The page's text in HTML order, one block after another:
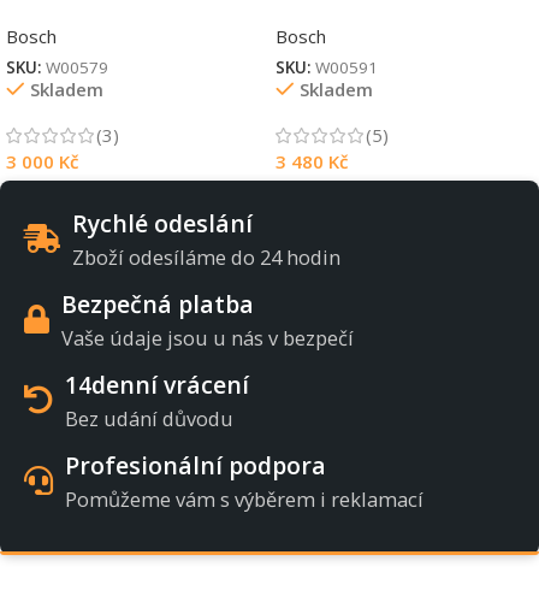
Bosch
SKU: W00579
Skladem
(3)
3 000 Kč
Bosch
SKU: W00591
Skladem
(5)
3 480 Kč
Rychlé odeslání
Zboží odesíláme do 24 hodin
Bezpečná platba
Vaše údaje jsou u nás v bezpečí
14denní vrácení
Bez udání důvodu
Profesionální podpora
Pomůžeme vám s výběrem i reklamací